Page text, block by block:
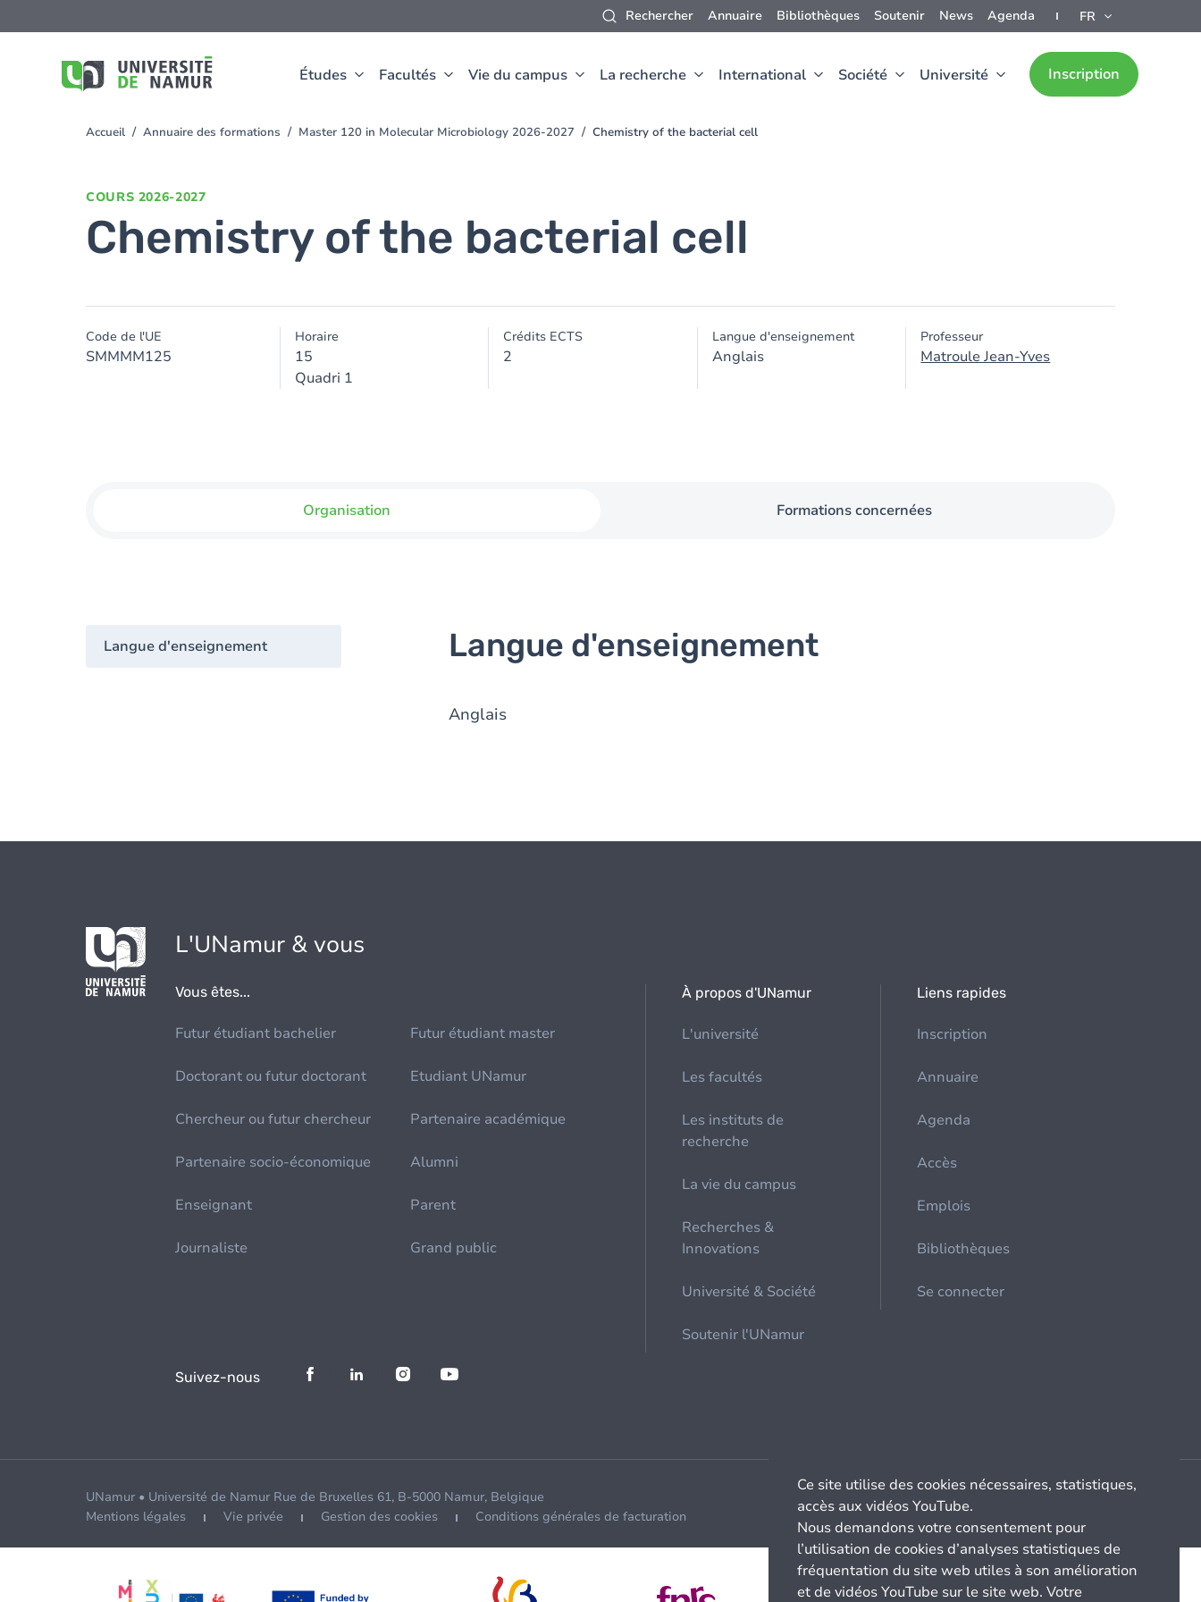
Rechercher Annuaire Bibliothèques Soutenir News Agenda FR
Études Facultés Vie du campus La recherche International Société Université Inscription
au
You
Accueil Annuaire des formations Master 120 in Molecular Microbiology 2026-2027 Chemistry of the bacterial cell
COURS 2026-2027
Chemistry of the bacterial cell
Code de l'UE
SMMMM125
Horaire
15
Quadri 1
Crédits ECTS
2
Langue d'enseignement
Anglais
Professeur
Matroule Jean-Yves
Organisation Formations concernées
Langue d'enseignement Langue d'enseignement
Anglais
L'UNamur & vous
Vous êtes...
Futur étudiant bachelier Futur étudiant master
Doctorant ou futur doctorant Etudiant UNamur
Chercheur ou futur chercheur Partenaire académique
Partenaire socio-économique Alumni
Enseignant Parent
Journaliste Grand public
À propos d'UNamur
L'université
Les facultés
Les instituts de
recherche
La vie du campus
Recherches &
Innovations
Université & Société
Soutenir l'UNamur
Liens rapides
Inscription
Annuaire
Agenda
Accès
Emplois
Bibliothèques
Se connecter
Suivez-nous
UNamur • Université de Namur Rue de Bruxelles 61, B-5000 Namur, Belgique
Mentions légales
Vie privée Gestion des cookies Conditions générales de facturation
Ce site utilise des cookies nécessaires, statistiques,
accès aux vidéos YouTube.
Nous demandons votre consentement pour
l’utilisation de cookies d’analyses statistiques de
fréquentation du site web utiles à son amélioration
et de vidéos YouTube sur le site web. Votre